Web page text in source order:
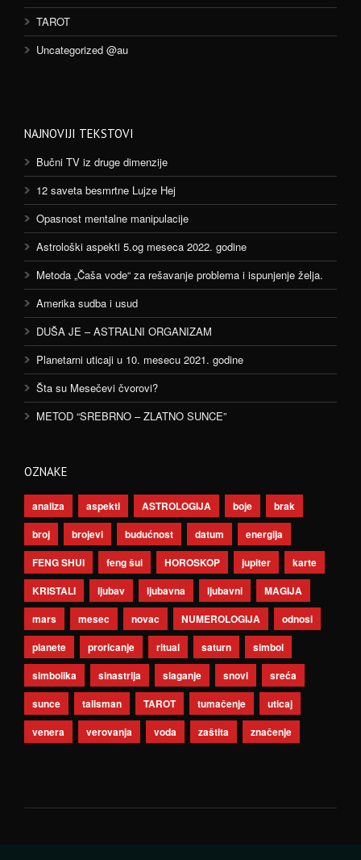
TAROT
Uncategorized @au
NAJNOVIJI TEKSTOVI
Bučni TV iz druge dimenzije
12 saveta besmrtne Lujze Hej
Opasnost mentalne manipulacije
Astrološki aspekti 5.og meseca 2022. godine
Metoda „Čaša vode“ za rešavanje problema i ispunjenje želja.
Amerika sudba i usud
DUŠA JE – ASTRALNI ORGANIZAM
Planetarni uticaji u 10. mesecu 2021. godine
Šta su Mesečevi čvorovi?
METOD “SREBRNO – ZLATNO SUNCE”
OZNAKE
analiza aspekti ASTROLOGIJA boje
brak
broj
brojevi budućnost datum
energija
FENG SHUI
feng šui HOROSKOP jupiter
karte
KRISTALI
ljubav ljubavna ljubavni
MAGIJA
mars
mesec novac NUMEROLOGIJA
odnosi
planete
proricanje ritual saturn
simbol
simbolika
sinastrija slaganje snovi
sreća
sunce
talisman TAROT tumačenje
uticaj
venera
verovanja voda zaštita značenje